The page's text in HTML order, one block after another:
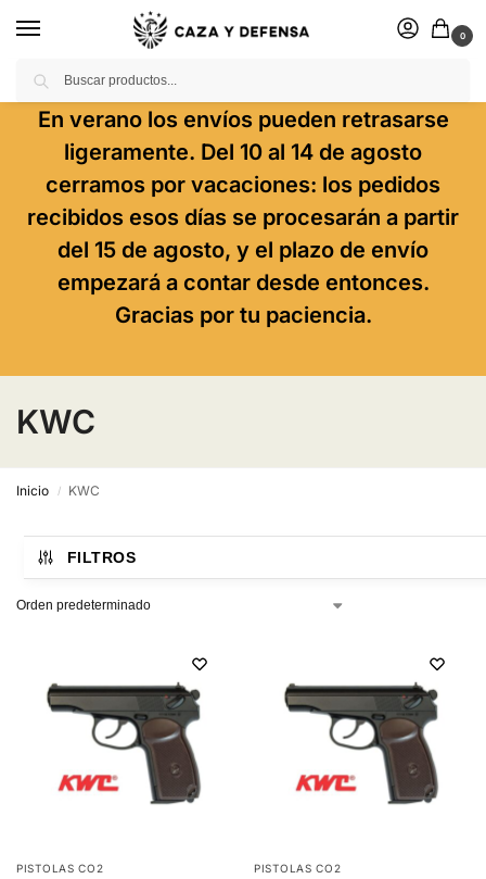
0
En verano los envíos pueden retrasarse
ligeramente. Del 10 al 14 de agosto
cerramos por vacaciones: los pedidos
recibidos esos días se procesarán a partir
del 15 de agosto, y el plazo de envío
empezará a contar desde entonces.
Gracias por tu paciencia.
KWC
Inicio / KWC
FILTROS
PISTOLAS CO2 PISTOLAS CO2